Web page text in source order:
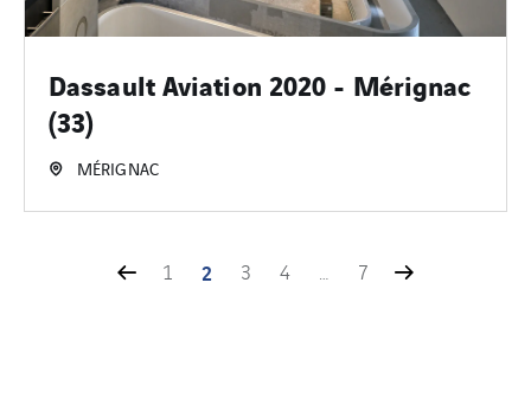
Dassault Aviation 2020 - Mérignac
(33)
MÉRIGNAC
1 2 3 4 … 7